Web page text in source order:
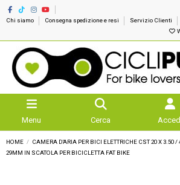
Chi siamo Consegna spedizione e resi Servizio Clienti
Menu Cerca
HOME
CAMERA D'ARIA PER BICI ELETTRICHE CST 20 X 3.50 /
29MM IN SCATOLA PER BICICLETTA FAT BIKE